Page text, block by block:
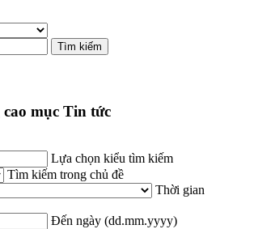
mục Tin tức
Lựa chọn kiểu tìm kiếm
Tìm kiếm trong chủ đề
Thời gian
Đến ngày (dd.mm.yyyy)